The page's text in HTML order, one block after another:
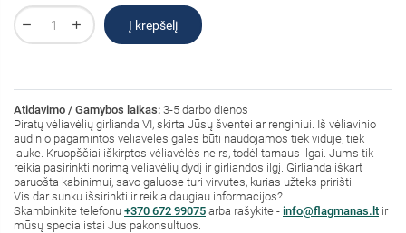
Į krepšelį
Atidavimo / Gamybos laikas: 3-5 darbo dienos
Piratų vėliavėlių girlianda VI, skirta Jūsų šventei ar renginiui. Iš vėliavinio
audinio pagamintos vėliavėlės galės būti naudojamos tiek viduje, tiek
lauke. Kruopščiai iškirptos vėliavėlės neirs, todėl tarnaus ilgai. Jums tik
reikia pasirinkti norimą vėliavėlių dydį ir girliandos ilgį. Girlianda iškart
paruošta kabinimui, savo galuose turi virvutes, kurias užteks pririšti.
Vis dar sunku išsirinkti ir reikia daugiau informacijos?
Skambinkite telefonu +370 672 99075 arba rašykite - info@flagmanas.lt ir
mūsų specialistai Jus pakonsultuos.